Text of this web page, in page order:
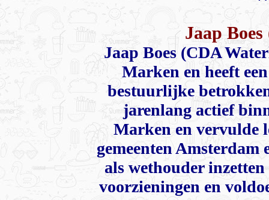
Jaap
Jaap Boes (CDA
Marken en heeft
bestuurlijke
jarenlang actief
Marken en vervulde
gemeenten Amsterdam
als wethouder
voorzieningen en